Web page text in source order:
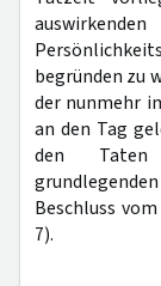
begründen zu
der nunmehr
an den Tag
den Taten
Beschluss
7).